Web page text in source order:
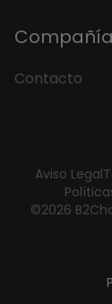
Compañía
Contacto
©2026
Aviso Legal